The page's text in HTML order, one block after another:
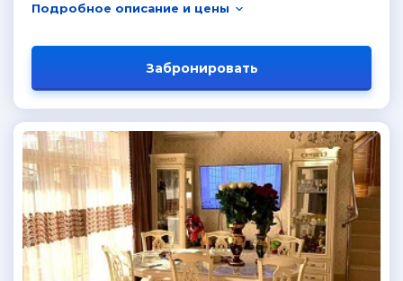
Подробное описание и цены
Забронировать